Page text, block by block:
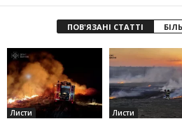
ПОВ'ЯЗАНІ СТАТТІ
Листи Листи